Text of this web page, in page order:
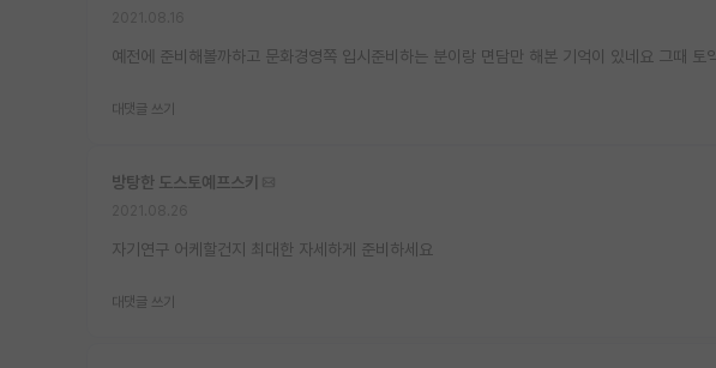
예전에 준비해볼까하고 문화경영쪽 입시준비하는 분이랑 면담만 해본 기억이 있네요 그때
대댓글 쓰기
방탕한 도스토예프스키
자기연구 어케할건지 최대한 자세하게 준비하세요
대댓글 쓰기